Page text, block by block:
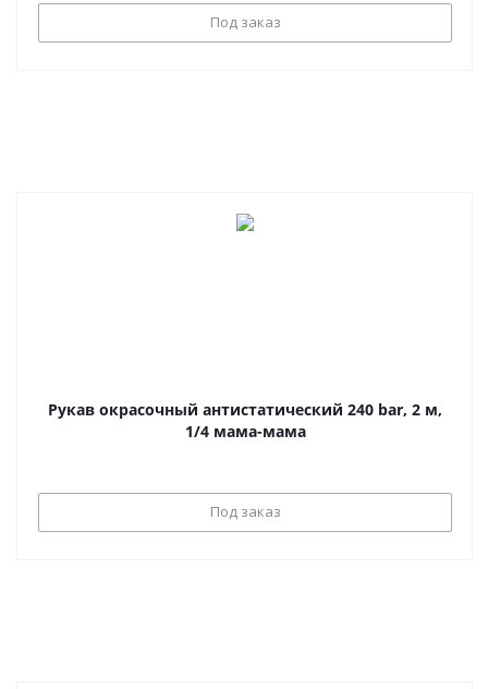
Под заказ
Рукав окрасочный антистатический 240 bar, 2 м,
1/4 мама-мама
Под заказ